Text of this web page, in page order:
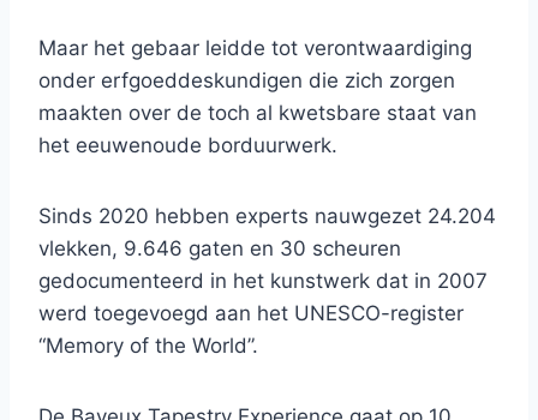
Maar het gebaar leidde tot verontwaardiging
onder erfgoeddeskundigen die zich zorgen
maakten over de toch al kwetsbare staat van
het eeuwenoude borduurwerk.
Sinds 2020 hebben experts nauwgezet 24.204
vlekken, 9.646 gaten en 30 scheuren
gedocumenteerd in het kunstwerk dat in 2007
werd toegevoegd aan het UNESCO-register
“Memory of the World”.